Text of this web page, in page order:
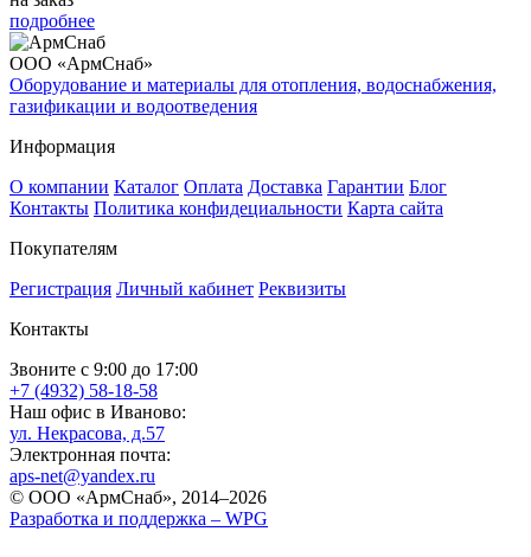
подробнее
ООО «АрмСнаб»
Оборудование и материалы для отопления, водоснабжения,
газификации и водоотведения
Информация
О компании Каталог Оплата Доставка Гарантии Блог
Контакты Политика конфидециальности Карта сайта
Покупателям
Регистрация Личный кабинет Реквизиты
Контакты
Звоните с 9:00 до 17:00
+7 (4932) 58-18-58
Наш офис в Иваново:
ул. Некрасова, д.57
Электронная почта:
aps-net@yandex.ru
© ООО «АрмСнаб», 2014–2026
Разработка и поддержка – WPG